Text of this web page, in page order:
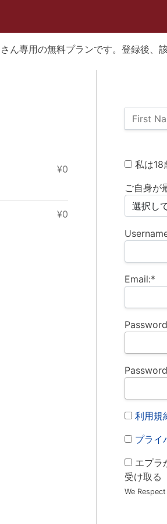
ん専用の無料プランです。登録後、
Name:
First
私は18
ご自身が
Email:*
利用規
プライ
エプラ
受け取る
We
¥0
¥0